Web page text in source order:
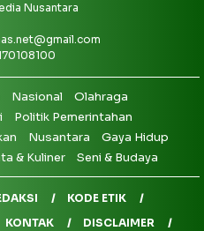
Nusantara
Nasional
Olahraga
Politik Pemerintahan
Nusantara
Gaya Hidup
& Kuliner Seni & Budaya
KODE ETIK
KONTAK
DISCLAIMER